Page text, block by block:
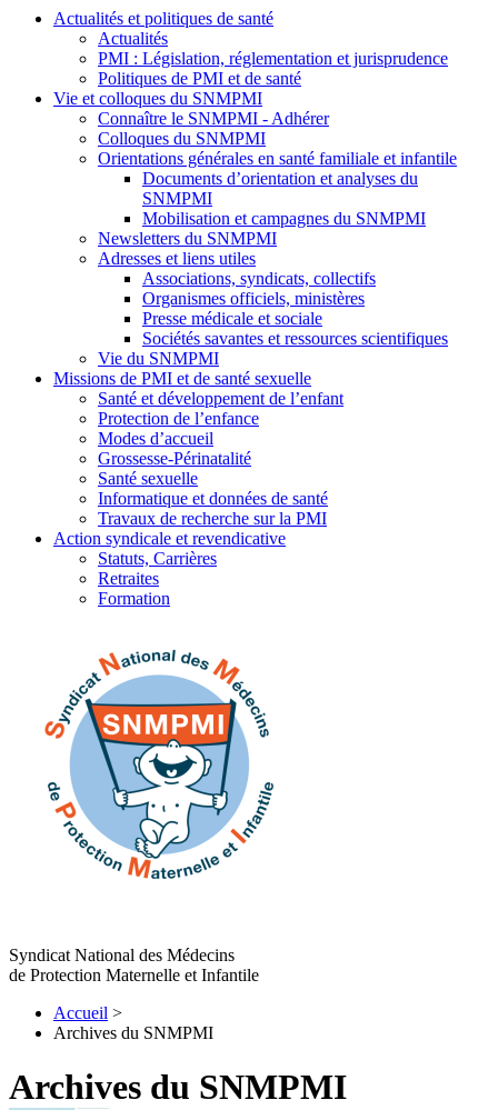
Actualités et politiques de santé
Actualités
PMI : Législation, réglementation et jurisprudence
Politiques de PMI et de santé
Vie et colloques du SNMPMI
Connaître le SNMPMI - Adhérer
Colloques du SNMPMI
Orientations générales en santé familiale et infantile
Documents d’orientation et analyses du
SNMPMI
Mobilisation et campagnes du SNMPMI
Newsletters du SNMPMI
Adresses et liens utiles
Associations, syndicats, collectifs
Organismes officiels, ministères
Presse médicale et sociale
Sociétés savantes et ressources scientifiques
Vie du SNMPMI
Missions de PMI et de santé sexuelle
Santé et développement de l’enfant
Protection de l’enfance
Modes d’accueil
Grossesse-Périnatalité
Santé sexuelle
Informatique et données de santé
Travaux de recherche sur la PMI
Action syndicale et revendicative
Statuts, Carrières
Retraites
Formation
Syndicat National des Médecins
de Protection Maternelle et Infantile
Accueil >
Archives du SNMPMI
Archives du SNMPMI